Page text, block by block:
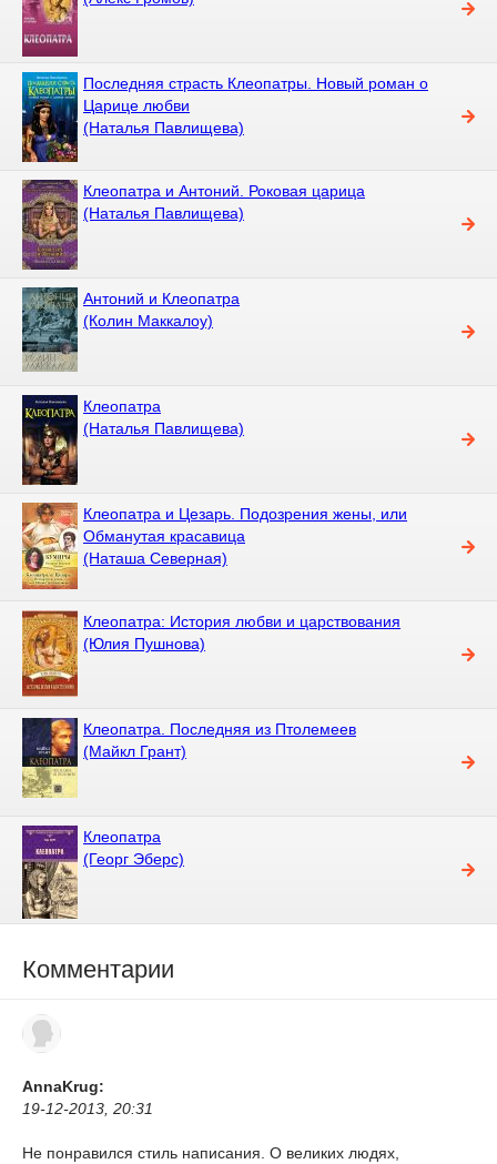
Последняя страсть Клеопатры. Новый роман о
Царице любви
(Наталья Павлищева)
Клеопатра и Антоний. Роковая царица
(Наталья Павлищева)
Антоний и Клеопатра
(Колин Маккалоу)
Клеопатра
(Наталья Павлищева)
Клеопатра и Цезарь. Подозрения жены, или
Обманутая красавица
(Наташа Северная)
Клеопатра: История любви и царствования
(Юлия Пушнова)
Клеопатра. Последняя из Птолемеев
(Майкл Грант)
Клеопатра
(Георг Эберс)
Комментарии
AnnaKrug:
19-12-2013, 20:31
Не понравился стиль написания. О великих людях,